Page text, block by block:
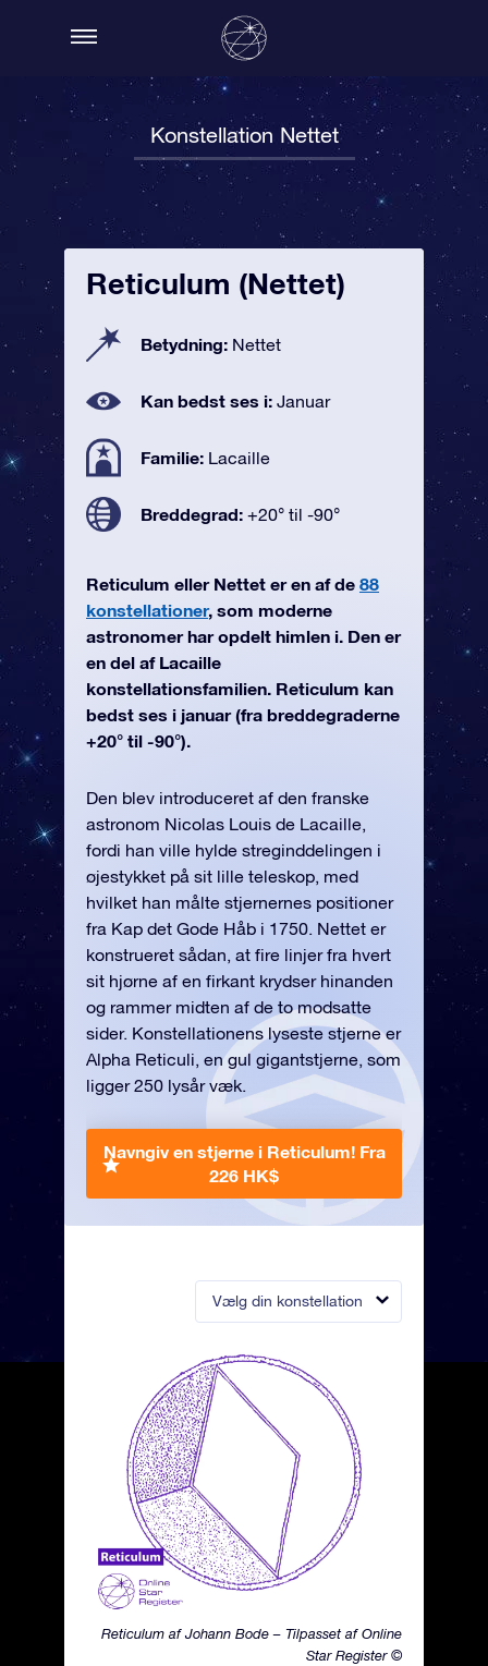
Konstellation Nettet
Vælg din konstellation
Reticulum af Johann Bode – Tilpasset af Online
Star Register ©
Reticulum (Nettet)
Betydning: Nettet
Kan bedst ses i: Januar
Familie: Lacaille
Breddegrad: +20° til -90°
Reticulum eller Nettet er en af de 88
konstellationer, som moderne
astronomer har opdelt himlen i. Den er
en del af Lacaille
konstellationsfamilien. Reticulum kan
bedst ses i januar (fra breddegraderne
+20° til -90°).
Den blev introduceret af den franske
astronom Nicolas Louis de Lacaille,
fordi han ville hylde streginddelingen i
øjestykket på sit lille teleskop, med
hvilket han målte stjernernes positioner
fra Kap det Gode Håb i 1750. Nettet er
konstrueret sådan, at fire linjer fra hvert
sit hjørne af en firkant krydser hinanden
og rammer midten af de to modsatte
sider. Konstellationens lyseste stjerne er
Alpha Reticuli, en gul gigantstjerne, som
ligger 250 lysår væk.
Navngiv en stjerne i Reticulum! Fra
226 HK$